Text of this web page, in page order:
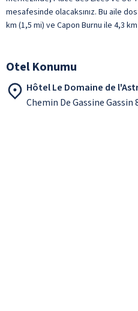
mesafesinde olacaksınız. Bu aile
km (1,5 mi) ve Capon Burnu ile 4,3
Otel Konumu
Hôtel Le Domaine de
Chemin De Gassine Gassin